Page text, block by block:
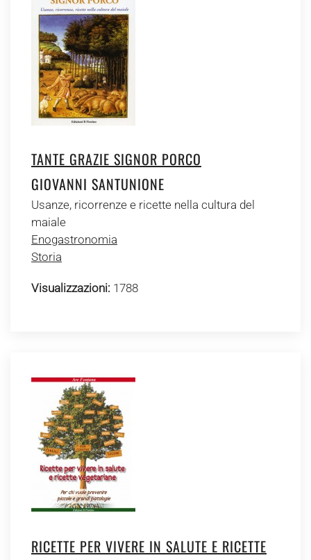
TANTE GRAZIE SIGNOR PORCO
GIOVANNI SANTUNIONE
Usanze, ricorrenze e ricette nella cultura del
maiale
Enogastronomia
Storia
Visualizzazioni: 1788
RICETTE PER VIVERE IN SALUTE E RICETTE